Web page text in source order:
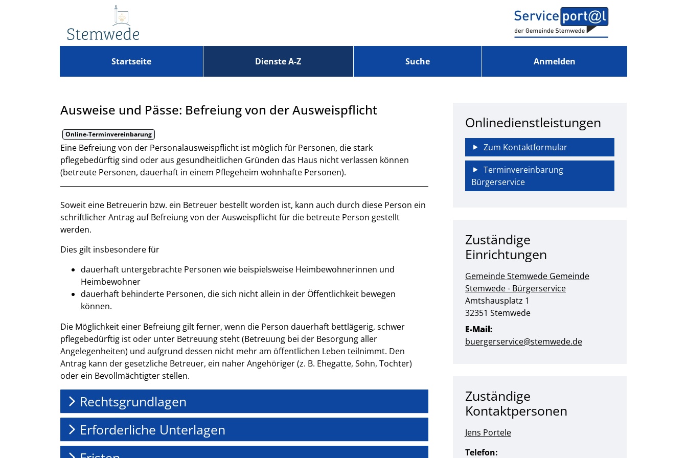
Startseite Dienste A-Z Suche Anmelden
Ausweise und Pässe: Befreiung von der Ausweispflicht
Online-Terminvereinbarung
Kurzbeschreibung
Eine Befreiung von der Personalausweispflicht ist möglich für Personen, die stark
pflegebedürftig sind oder aus gesundheitlichen Gründen das Haus nicht verlassen können
(betreute Personen, dauerhaft in einem Pflegeheim wohnhafte Personen).
Beschreibung
Soweit eine Betreuerin bzw. ein Betreuer bestellt worden ist, kann auch durch diese Person ein
schriftlicher Antrag auf Befreiung von der Ausweispflicht für die betreute Person gestellt
werden.
Dies gilt insbesondere für
dauerhaft untergebrachte Personen wie beispielsweise Heimbewohnerinnen und
Heimbewohner
dauerhaft behinderte Personen, die sich nicht allein in der Öffentlichkeit bewegen
können.
Die Möglichkeit einer Befreiung gilt ferner, wenn die Person dauerhaft bettlägerig, schwer
pflegebedürftig ist oder unter Betreuung steht (Betreuung bei der Besorgung aller
Angelegenheiten) und aufgrund dessen nicht mehr am öffentlichen Leben teilnimmt. Den
Antrag kann der gesetzliche Betreuer, ein naher Angehöriger (z. B. Ehegatte, Sohn, Tochter)
oder ein Bevollmächtigter stellen.
Rechtsgrundlagen
Erforderliche Unterlagen
Onlinedienstleistungen
Zum Kontaktformular
Terminvereinbarung
Bürgerservice
Zuständige
Einrichtungen
Gemeinde Stemwede Gemeinde
Stemwede - Bürgerservice
Straße:
Amtshausplatz Hausnummer:
1
PLZ:
32351 Ort:
Stemwede
E-Mail:
buergerservice@stemwede.de
Zuständige
Kontaktpersonen
Jens Portele
Telefon: